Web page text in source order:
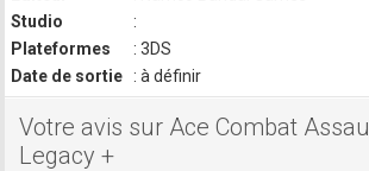
Studio
:
Plateformes
: 3DS
Date de sortie
: à définir
Votre avis sur Ace Combat
Legacy +